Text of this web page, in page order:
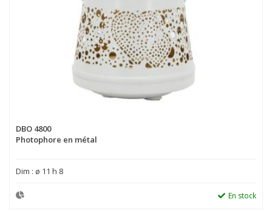
DBO 4800
Photophore en métal
Dim : ø 11 h 8
En stock